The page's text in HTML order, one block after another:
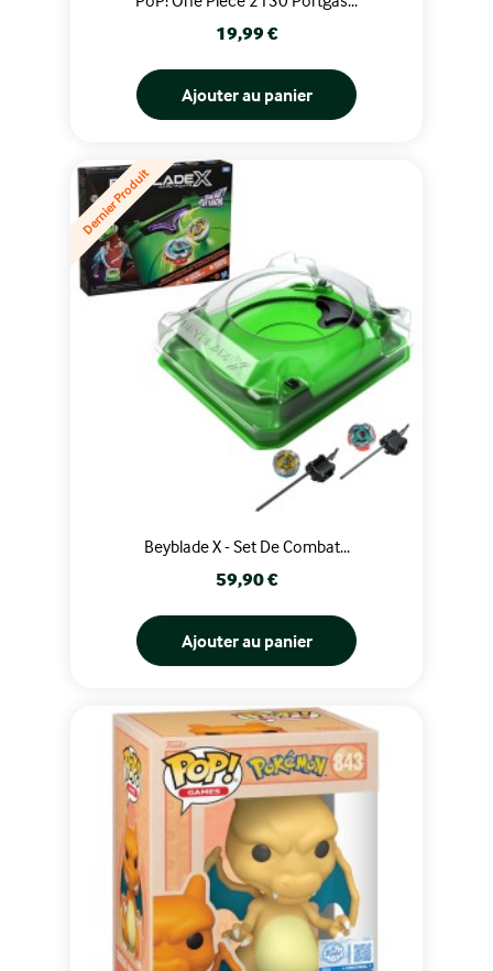
Prix
19,99 €
Ajouter au panier
Beyblade X - Set De Combat...
Prix
59,90 €
Ajouter au panier
Dernier Produit